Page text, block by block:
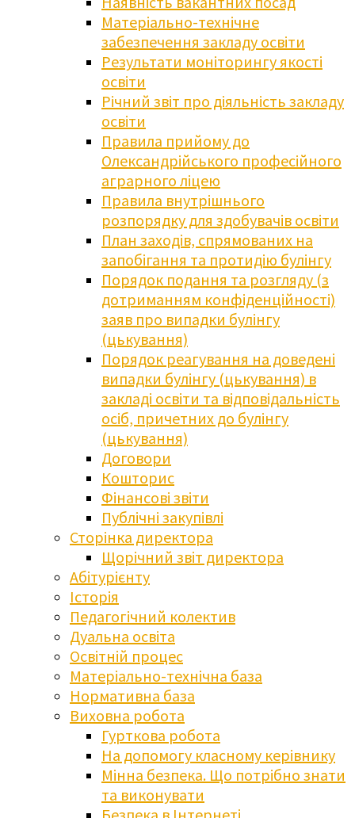
Матеріально-технічне
забезпечення закладу освіти
Результати моніторингу якості
освіти
Річний звіт про діяльність закладу
освіти
Правила прийому до
Олександрійського професійного
аграрного ліцею
Правила внутрішнього
розпорядку для здобувачів освіти
План заходів, спрямованих на
запобігання та протидію булінгу
Порядок подання та розгляду (з
дотриманням конфіденційності)
заяв про випадки булінгу
(цькування)
Порядок реагування на доведені
випадки булінгу (цькування) в
закладі освіти та відповідальність
осіб, причетних до булінгу
(цькування)
Договори
Кошторис
Фінансові звіти
Публічні закупівлі
Сторінка директора
Щорічний звіт директора
Абітурієнту
Історія
Педагогічний колектив
Дуальна освіта
Освітній процес
Матеріально-технічна база
Нормативна база
Виховна робота
Гурткова робота
На допомогу класному керівнику
Мінна безпека. Що потрібно знати
та виконувати